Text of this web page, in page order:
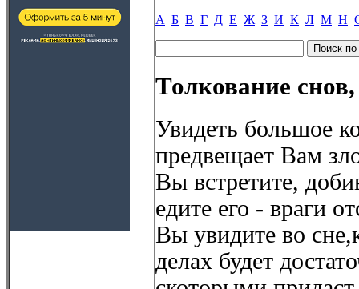
А Б В Г Д Е Ж З И К Л М Н
Толкование
Увидеть большое
предвещает Вам
Вы встретите,
едите его - враги
Вы увидите во
делах будет